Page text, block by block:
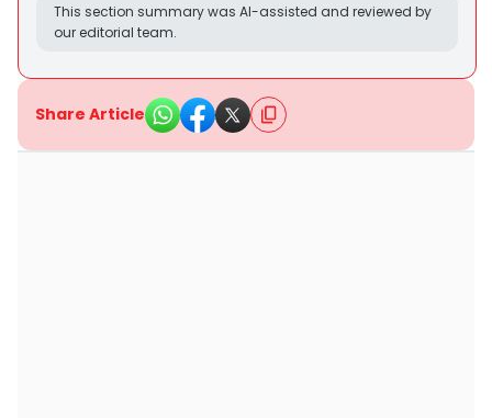
This section summary was AI-assisted and reviewed by
our editorial team.
Share Article